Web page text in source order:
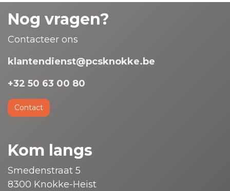
Nog vragen?
Contacteer ons
klantendienst@pcsknokke.be
+32 50 63 00 80
Contact
Kom langs
Smedenstraat 5
8300 Knokke-Heist